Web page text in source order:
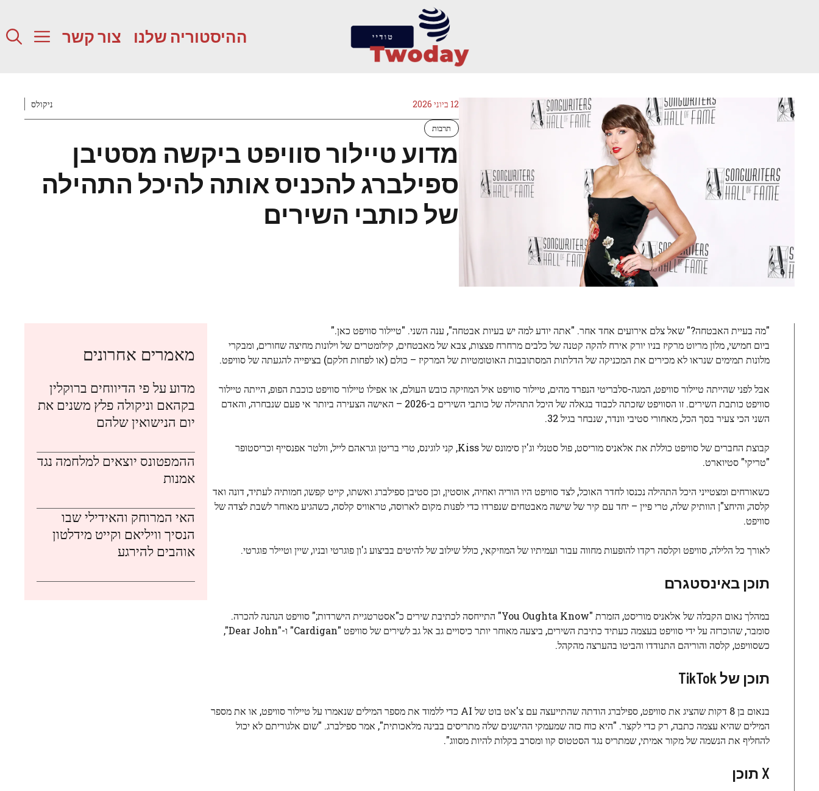
ההיסטוריה שלנו צור קשר
12 ביוני 2026 ניקולס
תרבות
מדוע טיילור סוויפט ביקשה מסטיבן
ספילברג להכניס אותה להיכל התהילה
של כותבי השירים
"מה בעיית האבטחה?" שאל צלם אירועים אחד אחר. "אתה יודע למה יש בעיות אבטחה", ענה השני. "טיילור סוויפט כאן."
ביום חמישי, מלון מריוט מרקיז בניו יורק אירח להקה קטנה של כלבים מרחרח פצצות, צבא של מאבטחים, קילומטרים של וילונות מחיצה שחורים, ומבקרי
מלונות תמימים שנראו לא מכירים את המכניקה של הדלתות המסתובבות האוטומטיות של המרקיז – כולם (או לפחות חלקם) בציפייה להגעתה של סוויפט.
אבל לפני שהייתה טיילור סוויפט, המגה-סלבריטי הנפרד מהים, טיילור סוויפט איל המוזיקה כובש העולם, או אפילו טיילור סוויפט כוכבת הפופ, הייתה טיילור
סוויפט כותבת השירים. זו הסוויפט שזכתה לכבוד בגאלה של היכל התהילה של כותבי השירים ב-2026 – האישה הצעירה ביותר אי פעם שנבחרה, והאדם
השני הכי צעיר בסך הכל, מאחורי סטיבי וונדר, שנבחר בגיל 32.
קבוצת החברים של סוויפט כוללת את אלאניס מוריסט, פול סטנלי וג'ין סימונס של Kiss, קני לוגינס, טרי בריטן וגראהם לייל, וולטר אפנסייף וכריסטופר
"טריקי" סטיוארט.
כשאורחים ומצטייני היכל התהילה נכנסו לחדר האוכל, לצד סוויפט היו הוריה ואחיה, אוסטין, וכן סטיבן ספילברג ואשתו, קייט קפשו; חמותיה לעתיד, דונה ואד
קלסה; והיחצ"ן הוותיק שלה, טרי פיין – יחד עם קיר של שישה מאבטחים שנפרדו כדי לפנות מקום לארוסה, טראוויס קלסה, כשהגיע מאוחר לשבת לצדה של
סוויפט.
לאורך כל הלילה, סוויפט וקלסה רקדו להופעות מחווה עבור ועמיתיו של המוזיקאי, כולל שילוב של להיטים בביצוע ג'ון פוגרטי ובניו, שיין וטיילר פוגרטי.
תוכן באינסטגרם
במהלך נאום הקבלה של אלאניס מוריסט, הזמרת "You Oughta Know" התייחסה לכתיבת שירים כ"אסטרטגיית הישרדות;" סוויפט הנהנה להכרה.
סומבר, שהוכרזה על ידי סוויפט בעצמה כעתיד כתיבת השירים, ביצעה מאוחר יותר כיסויים גב אל גב לשירים של סוויפט "Cardigan" ו-"Dear John",
כשסוויפט, קלסה והוריהם התנודדו והביטו בהערצה מהקהל.
תוכן של TikTok
בנאום בן 8 דקות שהציג את סוויפט, ספילברג הודתה שהתייעצה עם צ'אט בוט של AI כדי ללמוד את מספר המילים שנאמרו על טיילור סוויפט, או את מספר
המילים שהיא עצמה כתבה, רק כדי לקצר. "היא כוח כזה שמעמקי ההישגים שלה מתריסים בבינה מלאכותית", אמר ספילברג. "שום אלגוריתם לא יכול
להחליף את הנשמה של מקור אמיתי, שמתריס נגד הסטטוס קוו ומסרב בקלות להיות מסווג".
X תוכן
מאמרים אחרונים
מדוע על פי הדיווחים ברוקלין
בקהאם וניקולה פלץ משנים את
יום הנישואין שלהם
ההמפטונס יוצאים למלחמה נגד
אמנות
האי המרוחק והאידילי שבו
הנסיך וויליאם וקייט מידלטון
אוהבים להירגע